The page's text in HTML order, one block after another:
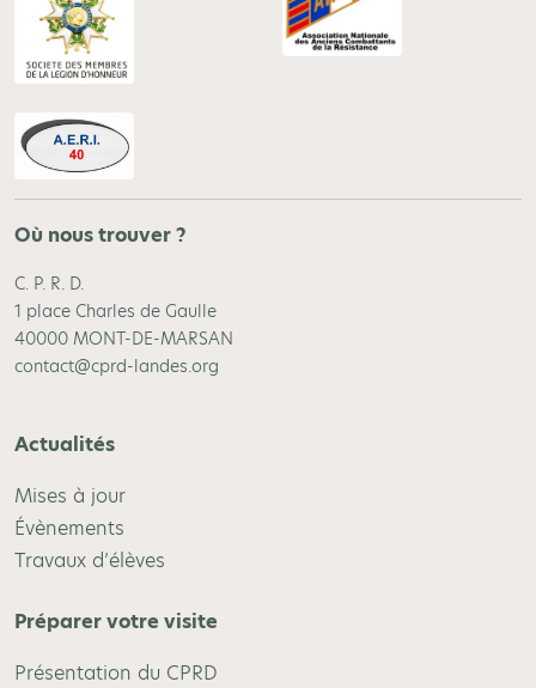
Où nous trouver ?
C. P. R. D.
1 place Charles de Gaulle
40000 MONT-DE-MARSAN
contact@cprd-landes.org
Actualités
Mises à jour
Évènements
Travaux d’élèves
Préparer votre visite
Présentation du CPRD